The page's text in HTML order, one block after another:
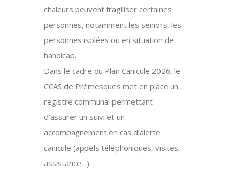
chaleurs peuvent fragiliser certaines
personnes, notamment les seniors, les
personnes isolées ou en situation de
handicap.
Dans le cadre du Plan Canicule 2026, le
CCAS de Prémesques met en place un
registre communal permettant
d’assurer un suivi et un
accompagnement en cas d’alerte
canicule (appels téléphoniques, visites,
assistance…).